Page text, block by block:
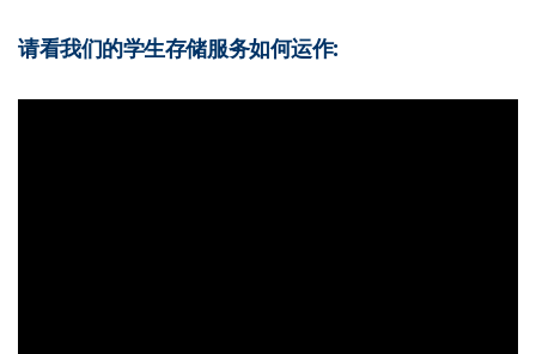
请看我们的学生存储服务如何运作: